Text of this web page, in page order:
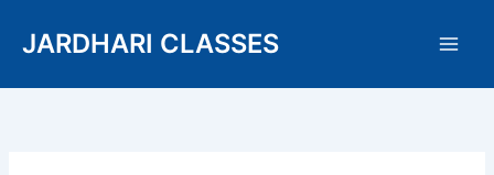
JARDHARI CLASSES